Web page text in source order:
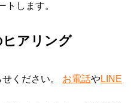
トします。
ヒアリング
ください。 お電話やLINE